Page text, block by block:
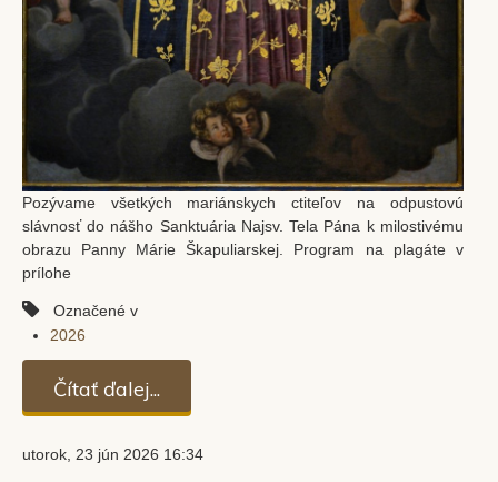
Pozývame všetkých mariánskych ctiteľov na odpustovú
slávnosť do nášho Sanktuária Najsv. Tela Pána k milostivému
obrazu Panny Márie Škapuliarskej. Program na plagáte v
prílohe
Označené v
2026
Čítať ďalej...
utorok, 23 jún 2026 16:34